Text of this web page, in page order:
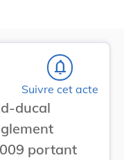
notifications_none
Suivre cet acte
ducal
portant